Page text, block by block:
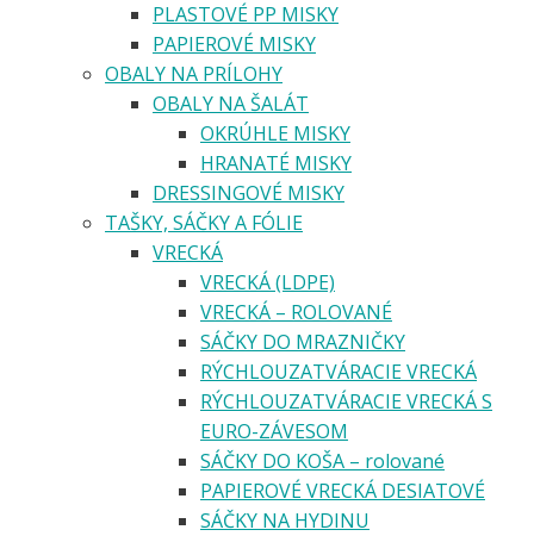
PLASTOVÉ PP MISKY
PAPIEROVÉ MISKY
OBALY NA PRÍLOHY
OBALY NA ŠALÁT
OKRÚHLE MISKY
HRANATÉ MISKY
DRESSINGOVÉ MISKY
TAŠKY, SÁČKY A FÓLIE
VRECKÁ
VRECKÁ (LDPE)
VRECKÁ – ROLOVANÉ
SÁČKY DO MRAZNIČKY
RÝCHLOUZATVÁRACIE VRECKÁ
RÝCHLOUZATVÁRACIE VRECKÁ S
EURO-ZÁVESOM
SÁČKY DO KOŠA – rolované
PAPIEROVÉ VRECKÁ DESIATOVÉ
SÁČKY NA HYDINU